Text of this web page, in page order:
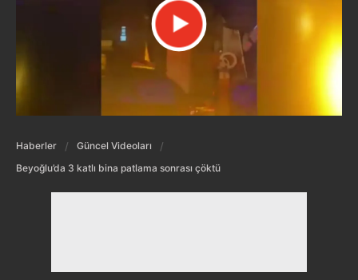
Haberler
Güncel Videoları
Beyoğlu’da 3 katlı bina patlama sonrası çöktü